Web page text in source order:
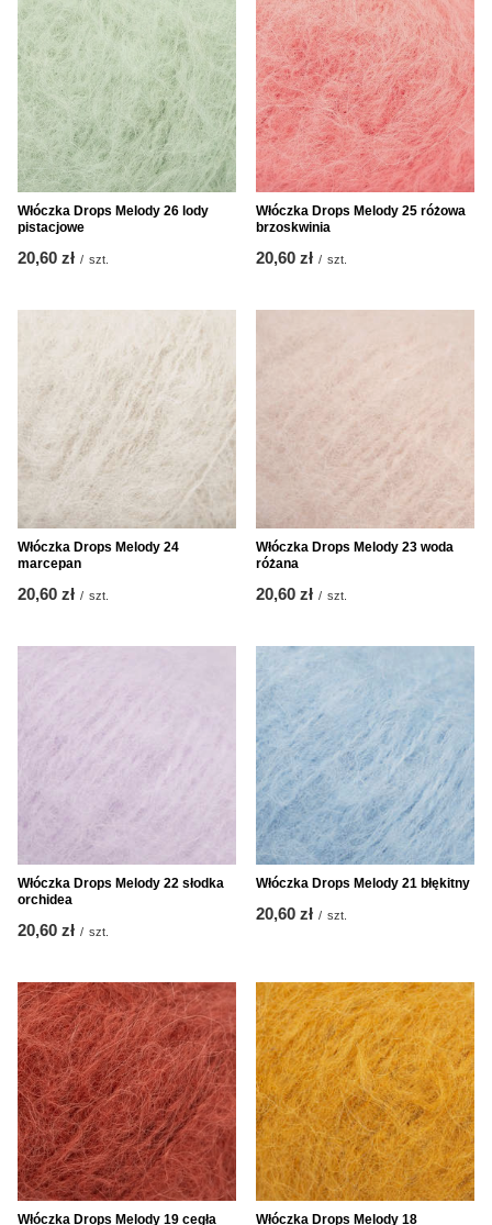
Włóczka Drops Melody 26 lody
pistacjowe
20,60 zł / szt.
Włóczka Drops Melody 25 różowa
brzoskwinia
20,60 zł / szt.
Włóczka Drops Melody 24
marcepan
20,60 zł / szt.
Włóczka Drops Melody 23 woda
różana
20,60 zł / szt.
Włóczka Drops Melody 22 słodka
orchidea
20,60 zł / szt.
Włóczka Drops Melody 21 błękitny
20,60 zł / szt.
Włóczka Drops Melody 19 cegła Włóczka Drops Melody 18